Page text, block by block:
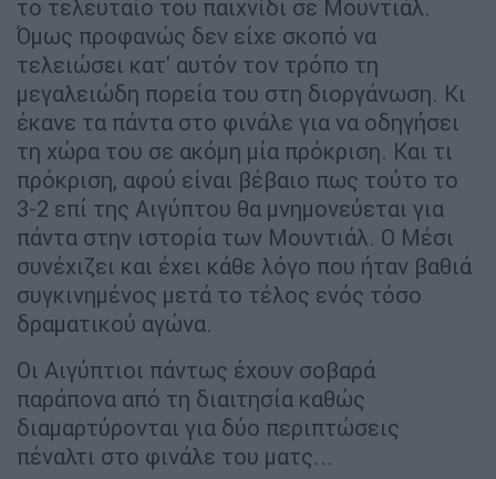
το τελευταίο του παιχνίδι σε Μουντιάλ.
Όμως προφανώς δεν είχε σκοπό να
τελειώσει κατ' αυτόν τον τρόπο τη
μεγαλειώδη πορεία του στη διοργάνωση. Κι
έκανε τα πάντα στο φινάλε για να οδηγήσει
τη χώρα του σε ακόμη μία πρόκριση. Και τι
πρόκριση, αφού είναι βέβαιο πως τούτο το
3-2 επί της Αιγύπτου θα μνημονεύεται για
πάντα στην ιστορία των Μουντιάλ. Ο Μέσι
συνέχιζει και έχει κάθε λόγο που ήταν βαθιά
συγκινημένος μετά το τέλος ενός τόσο
δραματικού αγώνα.
Oι Αιγύπτιοι πάντως έχουν σοβαρά
παράπονα από τη διαιτησία καθώς
διαμαρτύρονται για δύο περιπτώσεις
πέναλτι στο φινάλε του ματς...